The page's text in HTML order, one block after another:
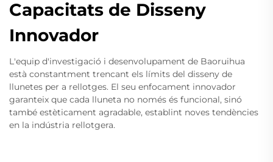
Capacitats de Disseny
Innovador
L'equip d'investigació i desenvolupament de Baoruihua
està constantment trencant els límits del disseny de
llunetes per a rellotges. El seu enfocament innovador
garanteix que cada lluneta no només és funcional, sinó
també estèticament agradable, establint noves tendències
en la indústria rellotgera.